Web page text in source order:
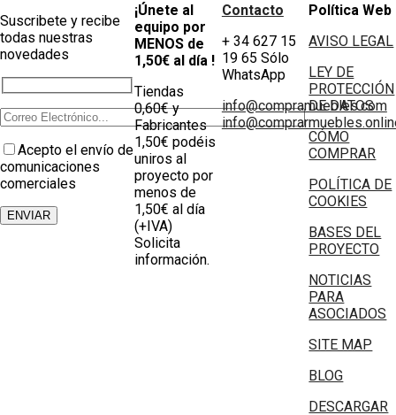
Suscribete y recibe
todas nuestras
novedades
Acepto el envío de
comunicaciones
comerciales
¡Únete al
equipo por
MENOS de
1,50€ al día !
Tiendas
0,60€ y
Fabricantes
1,50€ podéis
uniros al
proyecto por
menos de
1,50€ al día
(+IVA)
Solicita
información.
Contacto
+ 34 627 15
19 65 Sólo
WhatsApp
info@compramuebles.com
Política Web
AVISO LEGAL
LEY DE
PROTECCIÓN
DE DATOS
CÓMO
COMPRAR
POLÍTICA DE
COOKIES
BASES DEL
PROYECTO
NOTICIAS
PARA
ASOCIADOS
SITE MAP
BLOG
DESCARGAR